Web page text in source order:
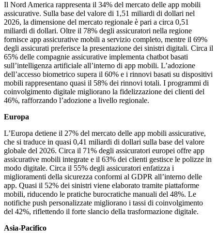
Il Nord America rappresenta il 34% del mercato delle app mobili
assicurative. Sulla base del valore di 1,51 miliardi di dollari nel
2026, la dimensione del mercato regionale è pari a circa 0,51
miliardi di dollari. Oltre il 78% degli assicuratori nella regione
fornisce app assicurative mobili a servizio completo, mentre il 69%
degli assicurati preferisce la presentazione dei sinistri digitali. Circa il
65% delle compagnie assicurative implementa chatbot basati
sull’intelligenza artificiale all’interno di app mobili. L’adozione
dell’accesso biometrico supera il 60% e i rinnovi basati su dispositivi
mobili rappresentano quasi il 58% dei rinnovi totali. I programmi di
coinvolgimento digitale migliorano la fidelizzazione dei clienti del
46%, rafforzando l’adozione a livello regionale.
Europa
L’Europa detiene il 27% del mercato delle app mobili assicurative,
che si traduce in quasi 0,41 miliardi di dollari sulla base del valore
globale del 2026. Circa il 71% degli assicuratori europei offre app
assicurative mobili integrate e il 63% dei clienti gestisce le polizze in
modo digitale. Circa il 55% degli assicuratori enfatizza i
miglioramenti della sicurezza conformi al GDPR all’interno delle
app. Quasi il 52% dei sinistri viene elaborato tramite piattaforme
mobili, riducendo le pratiche burocratiche manuali del 48%. Le
notifiche push personalizzate migliorano i tassi di coinvolgimento
del 42%, riflettendo il forte slancio della trasformazione digitale.
Asia-Pacifico